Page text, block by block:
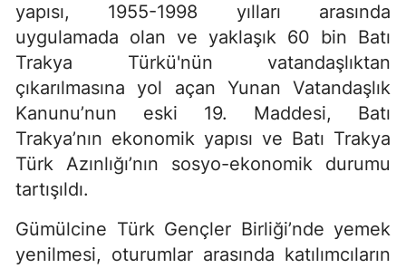
yapısı, 1955-1998 yılları arasında
uygulamada olan ve yaklaşık 60 bin Batı
Trakya Türkü'nün vatandaşlıktan
çıkarılmasına yol açan Yunan Vatandaşlık
Kanunu’nun eski 19. Maddesi, Batı
Trakya’nın ekonomik yapısı ve Batı Trakya
Türk Azınlığı’nın sosyo-ekonomik durumu
tartışıldı.
Gümülcine Türk Gençler Birliği’nde yemek
yenilmesi, oturumlar arasında katılımcıların